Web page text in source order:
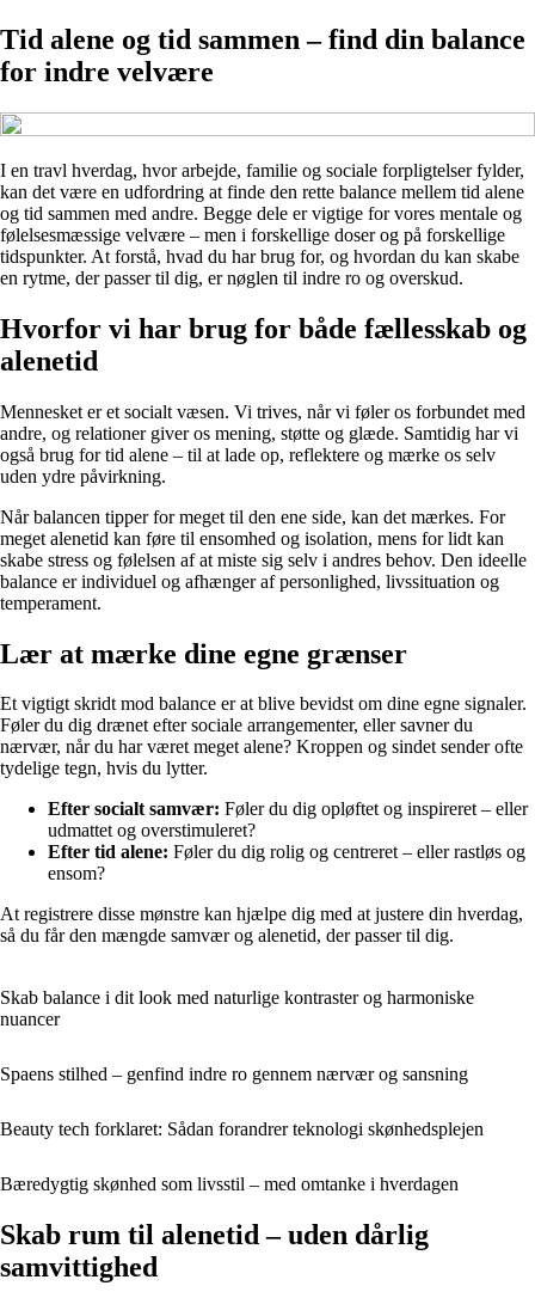
Tid alene og tid sammen – find din balance
for indre velvære
I en travl hverdag, hvor arbejde, familie og sociale forpligtelser fylder,
kan det være en udfordring at finde den rette balance mellem tid alene
og tid sammen med andre. Begge dele er vigtige for vores mentale og
følelsesmæssige velvære – men i forskellige doser og på forskellige
tidspunkter. At forstå, hvad du har brug for, og hvordan du kan skabe
en rytme, der passer til dig, er nøglen til indre ro og overskud.
Hvorfor vi har brug for både fællesskab og
alenetid
Mennesket er et socialt væsen. Vi trives, når vi føler os forbundet med
andre, og relationer giver os mening, støtte og glæde. Samtidig har vi
også brug for tid alene – til at lade op, reflektere og mærke os selv
uden ydre påvirkning.
Når balancen tipper for meget til den ene side, kan det mærkes. For
meget alenetid kan føre til ensomhed og isolation, mens for lidt kan
skabe stress og følelsen af at miste sig selv i andres behov. Den ideelle
balance er individuel og afhænger af personlighed, livssituation og
temperament.
Lær at mærke dine egne grænser
Et vigtigt skridt mod balance er at blive bevidst om dine egne signaler.
Føler du dig drænet efter sociale arrangementer, eller savner du
nærvær, når du har været meget alene? Kroppen og sindet sender ofte
tydelige tegn, hvis du lytter.
Efter socialt samvær: Føler du dig opløftet og inspireret – eller
udmattet og overstimuleret?
Efter tid alene: Føler du dig rolig og centreret – eller rastløs og
ensom?
At registrere disse mønstre kan hjælpe dig med at justere din hverdag,
så du får den mængde samvær og alenetid, der passer til dig.
Skab balance i dit look med naturlige kontraster og harmoniske
nuancer
Spaens stilhed – genfind indre ro gennem nærvær og sansning
Beauty tech forklaret: Sådan forandrer teknologi skønhedsplejen
Bæredygtig skønhed som livsstil – med omtanke i hverdagen
Skab rum til alenetid – uden dårlig
samvittighed